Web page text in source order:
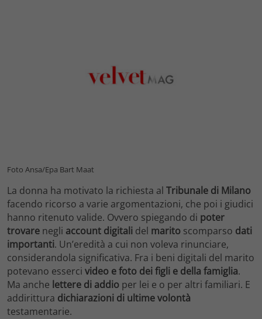
Foto Ansa/Epa Bart Maat
La donna ha motivato la richiesta al Tribunale di Milano
facendo ricorso a varie argomentazioni, che poi i giudici
hanno ritenuto valide. Ovvero spiegando di poter
trovare negli account digitali del marito scomparso dati
importanti. Un’eredità a cui non voleva rinunciare,
considerandola significativa. Fra i beni digitali del marito
potevano esserci video e foto dei figli e della famiglia.
Ma anche lettere di addio per lei e o per altri familiari. E
addirittura dichiarazioni di ultime volontà
testamentarie.